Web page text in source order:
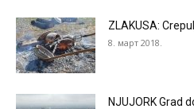
ZLAKUSA:
8. март 2018.
NJUJORK Grad